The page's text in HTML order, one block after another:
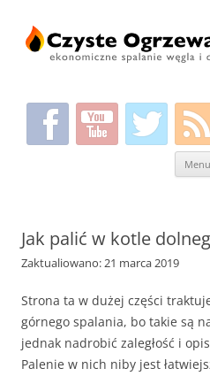
Menu
Jak palić w kotle
Zaktualiowano: 21 marca 2019
Strona ta w dużej części
górnego spalania, bo takie są
jednak nadrobić zaległość i
Palenie w nich niby jest